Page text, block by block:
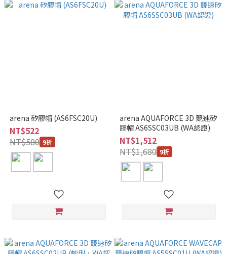
arena 矽膠帽 (AS6FSC20U)
NT$522
NT$580 9折
arena AQUAFORCE 3D 競速矽
膠帽 AS6SSC03UB (WA認證)
NT$1,512
NT$1,680 9折